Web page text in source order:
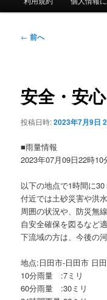
メ
投
ゲ
ー
ョ
← 前へ
安全・安
投稿日時:2023年7月9日
■雨量情報
2023年07月09日22時10
以下の地点で1時間に30
付近では土砂災害や洪
周囲の状況や、防災無
自安全確保を図るなど
下流域の方は、今後の
地点:日田市-日田市 日
10分雨量 :7ミリ
60分雨量 :30ミリ